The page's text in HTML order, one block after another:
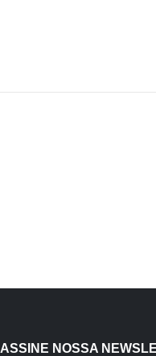
ASSINE NOSSA